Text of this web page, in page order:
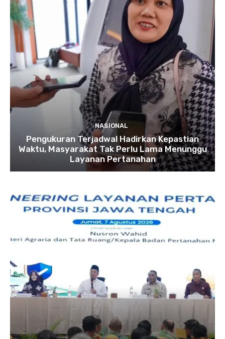
NASIONAL
Pengukuran Terjadwal Hadirkan Kepastian
Waktu, Masyarakat Tak Perlu Lama Menunggu
Layanan Pertanahan